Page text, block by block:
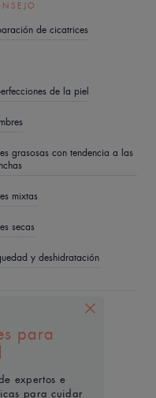
para
expertos e
para cuidar
de cicatrices
de la piel
grasosas con tendencia a las
mixtas
secas
y deshidratación
frecuentes